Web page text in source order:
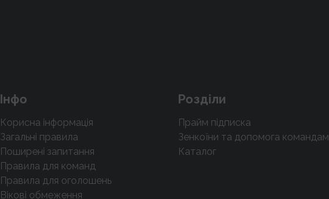
Інфо
Корисна інформація
Загальні правила
Поширені запитання
Правила для команд
Правила для оголошень
Вікові обмеження
Розділи
Прайм підписка
Зенкоїни та допомога командам
Каталог